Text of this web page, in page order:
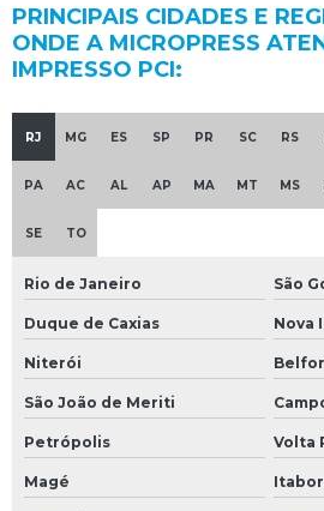
PRINCIPAIS CIDADES E
ONDE A MICROPRESS
IMPRESSO PCI:
RJ MG ES SP PR SC RS
PA AC AL AP MA MT MS
SE TO
Rio de Janeiro São
Duque de Caxias Nova
Niterói
São João de Meriti
Petrópolis Volta
Magé